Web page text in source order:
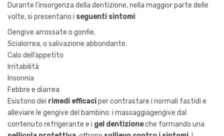
Durante l’insorgenza della dentizione, nella maggior parte delle
volte, si presentano i seguenti sintomi:
Gengive arrossate o gonfie.
Scialorrea, o salivazione abbondante.
Calo dell’appetito
Irritabilità
Insonnia
Febbre e diarrea
Esistono dei rimedi efficaciper contrastare i normali fastidi e
alleviare le gengive del bambino: i massaggiagengive dal
contenuto refrigerante e i gel dentizioneche formando una